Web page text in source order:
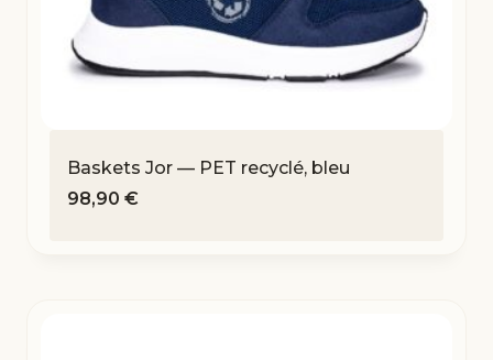
Baskets Jor — PET recyclé, bleu
98,90 €